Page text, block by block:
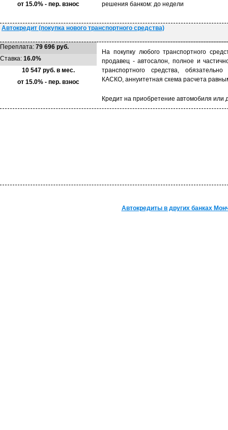
решения банком: до недели
от 15.0% - пер. взнос
Автокредит (покупка нового транспортного средства)
Переплата: 79 696 руб.
На покупку любого транспортного
продавец - автосалон, полное и
транспортного средства,
КАСКО, аннуитетная схема расчета
Ставка: 16.0%
10 547 руб. в мес.
от 15.0% - пер. взнос
Кредит на приобретение автомобиля или
Автокредиты в других банках